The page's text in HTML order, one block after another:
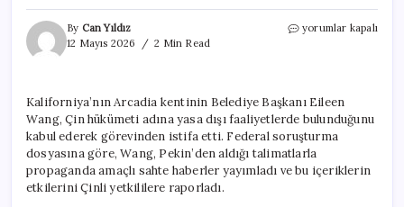
By Can Yıldız
12 Mayıs 2026
2 Min Read
Çin
Başkanı
İstifa
Etti
için
yorumlar kapalı
Kaliforniya’nın Arcadia kentinin Belediye Başkanı Eileen
Wang, Çin hükümeti adına yasa dışı faaliyetlerde bulunduğunu
kabul ederek görevinden istifa etti. Federal soruşturma
dosyasına göre, Wang, Pekin’den aldığı talimatlarla
propaganda amaçlı sahte haberler yayımladı ve bu içeriklerin
etkilerini Çinli yetkililere raporladı.